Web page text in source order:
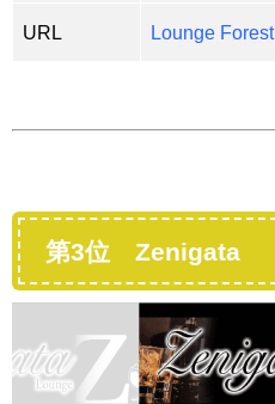
URL Lounge Forest
第3位 Zenigata